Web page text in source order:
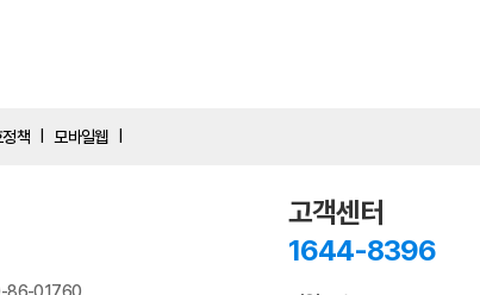
책 모바일웹
고객센터
1644-8396